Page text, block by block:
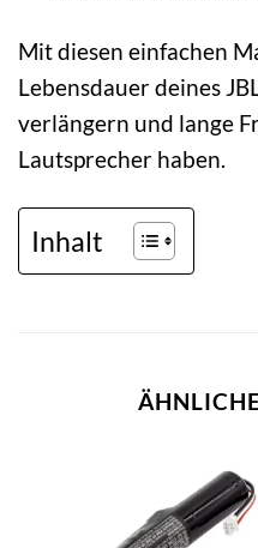
Mit diesen einfachen
Lebensdauer deines
verlängern und lange
Lautsprecher haben.
Inhalt